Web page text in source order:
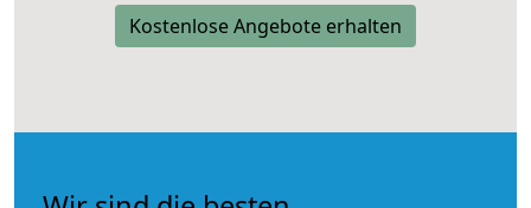
Kostenlose Angebote erhalten